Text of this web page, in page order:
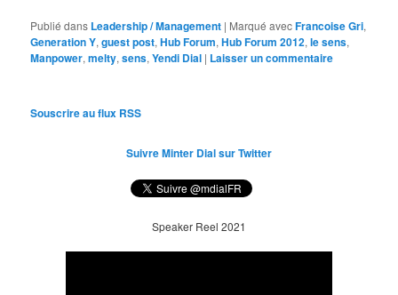
Publié dans Leadership / Management | Marqué avecFrancoise Gri,
Generation Y,guest post,Hub Forum,Hub Forum 2012,le sens,
Manpower,melty,sens,Yendi Dial | Laisser un commentaire
Souscrire au flux RSS
Suivre Minter Dial sur Twitter
Speaker Reel 2021